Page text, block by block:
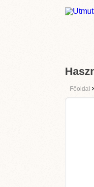
Főoldal ›